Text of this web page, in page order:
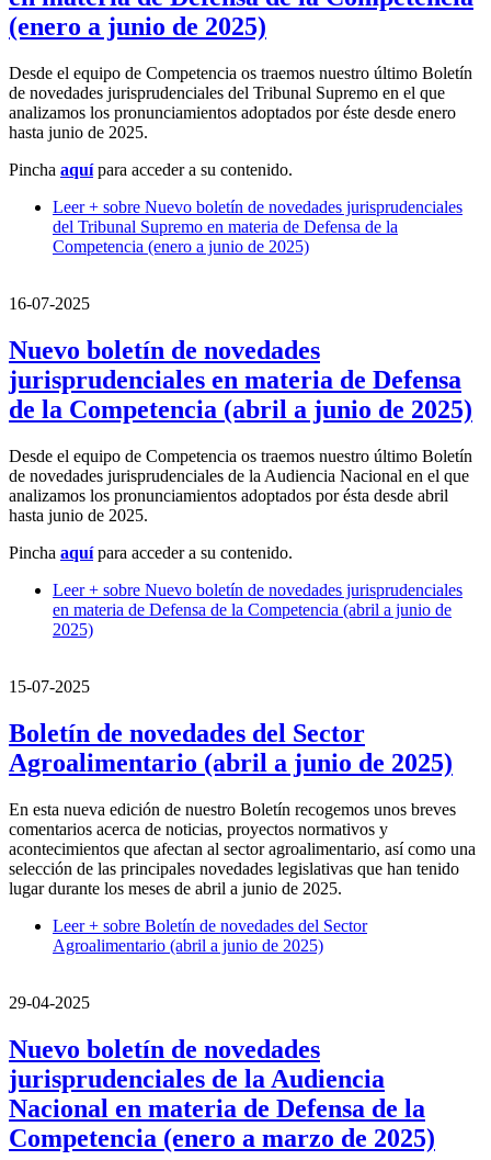
(enero a junio de 2025)
Desde el equipo de Competencia os traemos nuestro último Boletín
de novedades jurisprudenciales del Tribunal Supremo en el que
analizamos los pronunciamientos adoptados por éste desde enero
hasta junio de 2025.
Pincha aquípara acceder a su contenido.
Leer + sobre Nuevo boletín de novedades jurisprudenciales
del Tribunal Supremo en materia de Defensa de la
Competencia (enero a junio de 2025)
16-07-2025
Nuevo boletín de novedades
jurisprudenciales en materia de Defensa
de la Competencia (abril a junio de 2025)
Desde el equipo de Competencia os traemos nuestro último Boletín
de novedades jurisprudenciales de la Audiencia Nacional en el que
analizamos los pronunciamientos adoptados por ésta desde abril
hasta junio de 2025.
Pincha aquípara acceder a su contenido.
Leer + sobre Nuevo boletín de novedades jurisprudenciales
en materia de Defensa de la Competencia (abril a junio de
2025)
15-07-2025
Boletín de novedades del Sector
Agroalimentario (abril a junio de 2025)
En esta nueva edición de nuestro Boletín recogemos unos breves
comentarios acerca de noticias, proyectos normativos y
acontecimientos que afectan al sector agroalimentario, así como una
selección de las principales novedades legislativas que han tenido
lugar durante los meses de abril a junio de 2025.
Leer + sobre Boletín de novedades del Sector
Agroalimentario (abril a junio de 2025)
29-04-2025
Nuevo boletín de novedades
jurisprudenciales de la Audiencia
Nacional en materia de Defensa de la
Competencia (enero a marzo de 2025)